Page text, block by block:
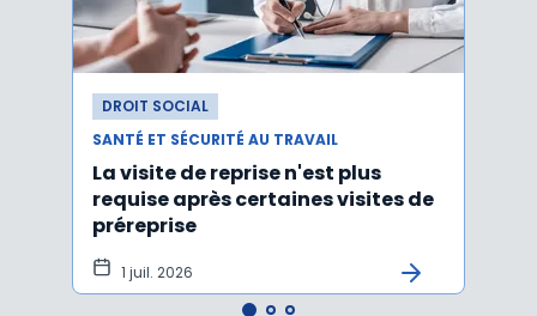
DROIT SOCIAL
SANTÉ ET SÉCURITÉ AU TRAVAIL
La visite de reprise n'est plus
requise après certaines visites de
préreprise
1 juil. 2026